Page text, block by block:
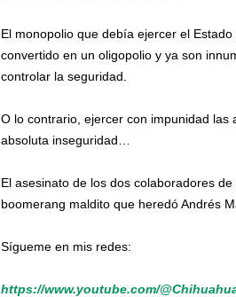
El monopolio que debía ejercer el
convertido en un oligopolio y ya son
controlar la seguridad.
O lo contrario, ejercer con impunidad
absoluta inseguridad…
El asesinato de los dos colaboradores
boomerang maldito que heredó Andrés
Sígueme en mis redes:
https://www.youtube.com/